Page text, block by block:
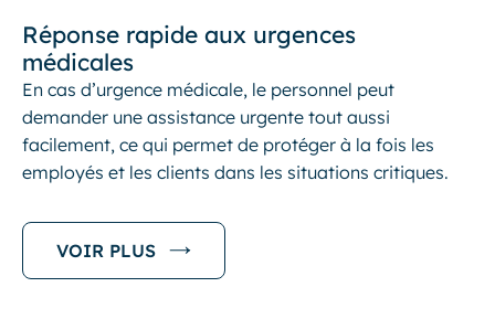
Réponse rapide aux urgences
médicales
En cas d’urgence médicale, le personnel peut
demander une assistance urgente tout aussi
facilement, ce qui permet de protéger à la fois les
employés et les clients dans les situations critiques.
VOIR PLUS